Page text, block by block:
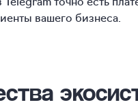
вашего бизнеса.